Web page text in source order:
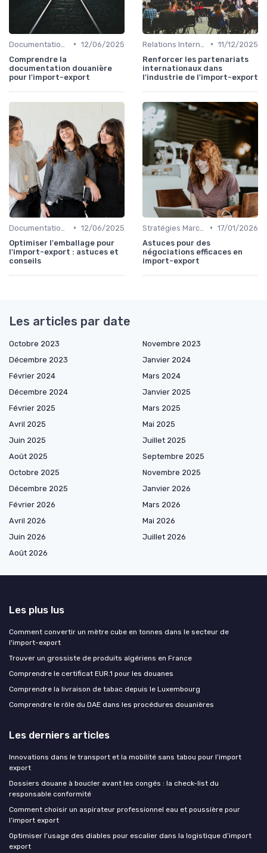
• 12/06/2025
Comprendre la
documentation douanière
pour l'import-export
• 11/12/2025
Renforcer les partenariats
internationaux dans
l'industrie de l'import-export
• 12/06/2025
Optimiser l'emballage pour
l'import-export : astuces et
conseils
• 17/01/2026
Astuces pour des
négociations efficaces en
import-export
Les articles par date
Octobre 2023
Novembre 2023
Décembre 2023
Janvier 2024
Février 2024
Mars 2024
Décembre 2024
Janvier 2025
Février 2025
Mars 2025
Avril 2025
Mai 2025
Juin 2025
Juillet 2025
Août 2025
Septembre 2025
Octobre 2025
Novembre 2025
Décembre 2025
Janvier 2026
Février 2026
Mars 2026
Avril 2026
Mai 2026
Juin 2026
Juillet 2026
Août 2026
Les plus lus
Comment convertir un mètre cube en tonnes dans le secteur de
l'import-export
Trouver un grossiste de produits algériens en France
Comprendre le certificat EUR.1 pour les douanes
Comprendre la livraison de tabac depuis le Luxembourg
Comprendre le rôle du DAE dans les procédures douanières
Les derniers articles
Innovations dans le transport et la mobilité sans tabou pour l’import
export
Dossiers douane à boucler avant les congés : la check-list du
responsable conformité
Comment choisir un aspirateur professionnel eau et poussière pour
l’import export
Optimiser l’usage des diables pour escalier dans la logistique d’import
export